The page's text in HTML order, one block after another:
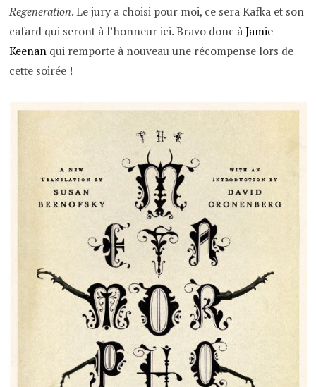
Regeneration. Le jury a choisi pour moi, ce sera Kafka et son
cafard qui seront à l’honneur ici. Bravo donc àJamie
Keenan qui remporte à nouveau une récompense lors de
cette soirée !